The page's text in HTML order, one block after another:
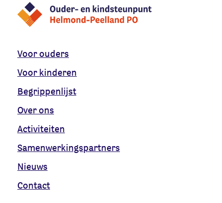
Voor ouders
Voor kinderen
Begrippenlijst
Over ons
Activiteiten
Samenwerkingspartners
Nieuws
Contact